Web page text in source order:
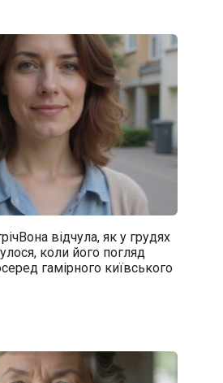
відчула, як у грудях
коли його погляд
гамірного київського